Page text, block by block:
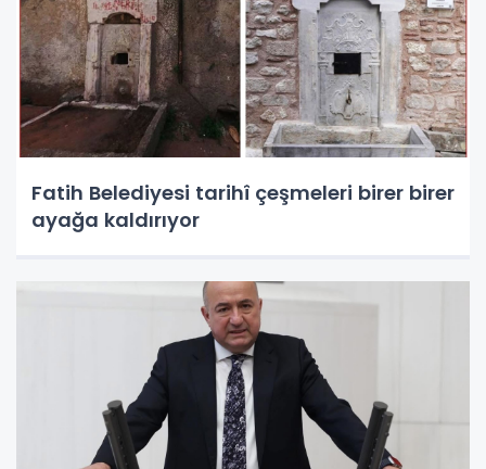
Fatih Belediyesi tarihî çeşmeleri birer birer
ayağa kaldırıyor